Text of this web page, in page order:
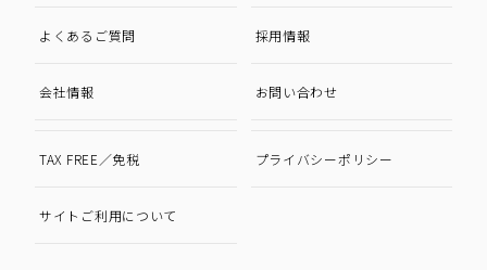
よくあるご質問 採用情報
会社情報 お問い合わせ
TAX FREE／免税 プライバシーポリシー
サイトご利用について